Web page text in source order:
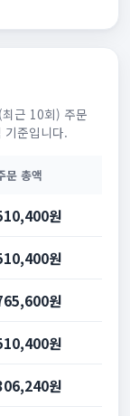
근 10회) 주문
기준입니다.
문 총액
원
원
원
원
원